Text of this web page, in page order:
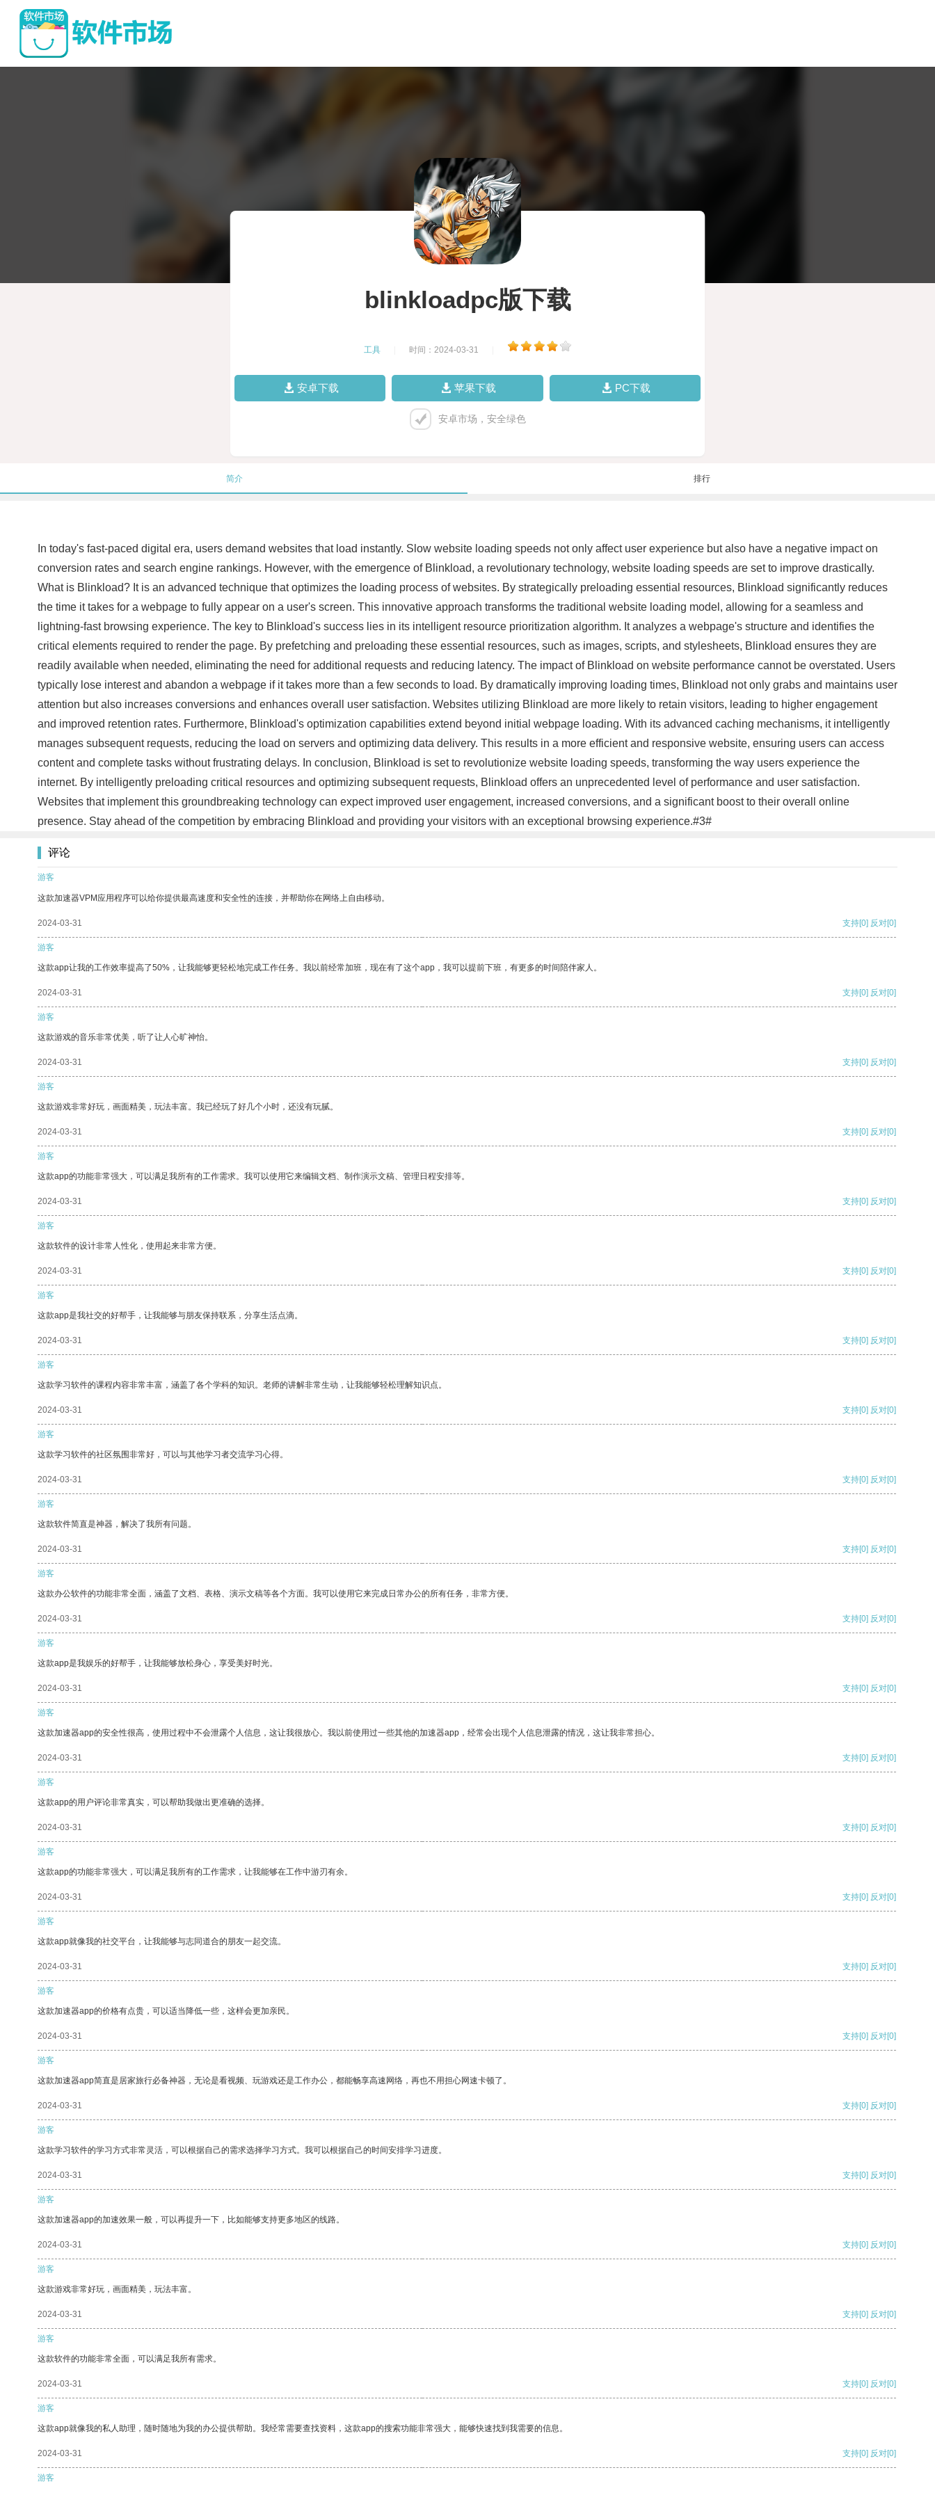
blinkloadpc版下载
工具 时间：2024-03-31
安卓下载 苹果下载 PC下载
安卓市场，安全绿色
简介 排行
In today's fast-paced digital era, users demand websites that load instantly. Slow website loading speeds not only affect user experience but also have a negative impact on
conversion rates and search engine rankings. However, with the emergence of Blinkload, a revolutionary technology, website loading speeds are set to improve drastically.
What is Blinkload? It is an advanced technique that optimizes the loading process of websites. By strategically preloading essential resources, Blinkload significantly reduces
the time it takes for a webpage to fully appear on a user's screen. This innovative approach transforms the traditional website loading model, allowing for a seamless and
lightning-fast browsing experience. The key to Blinkload's success lies in its intelligent resource prioritization algorithm. It analyzes a webpage's structure and identifies the
critical elements required to render the page. By prefetching and preloading these essential resources, such as images, scripts, and stylesheets, Blinkload ensures they are
readily available when needed, eliminating the need for additional requests and reducing latency. The impact of Blinkload on website performance cannot be overstated. Users
typically lose interest and abandon a webpage if it takes more than a few seconds to load. By dramatically improving loading times, Blinkload not only grabs and maintains user
attention but also increases conversions and enhances overall user satisfaction. Websites utilizing Blinkload are more likely to retain visitors, leading to higher engagement
and improved retention rates. Furthermore, Blinkload's optimization capabilities extend beyond initial webpage loading. With its advanced caching mechanisms, it intelligently
manages subsequent requests, reducing the load on servers and optimizing data delivery. This results in a more efficient and responsive website, ensuring users can access
content and complete tasks without frustrating delays. In conclusion, Blinkload is set to revolutionize website loading speeds, transforming the way users experience the
internet. By intelligently preloading critical resources and optimizing subsequent requests, Blinkload offers an unprecedented level of performance and user satisfaction.
Websites that implement this groundbreaking technology can expect improved user engagement, increased conversions, and a significant boost to their overall online
presence. Stay ahead of the competition by embracing Blinkload and providing your visitors with an exceptional browsing experience.#3#
评论
游客
这款加速器VPM应用程序可以给你提供最高速度和安全性的连接，并帮助你在网络上自由移动。
2024-03-31 支持[0] 反对[0]
游客
这款app让我的工作效率提高了50%，让我能够更轻松地完成工作任务。我以前经常加班，现在有了这个app，我可以提前下班，有更多的时间陪伴家人。
2024-03-31 支持[0] 反对[0]
游客
这款游戏的音乐非常优美，听了让人心旷神怡。
2024-03-31 支持[0] 反对[0]
游客
这款游戏非常好玩，画面精美，玩法丰富。我已经玩了好几个小时，还没有玩腻。
2024-03-31 支持[0] 反对[0]
游客
这款app的功能非常强大，可以满足我所有的工作需求。我可以使用它来编辑文档、制作演示文稿、管理日程安排等。
2024-03-31 支持[0] 反对[0]
游客
这款软件的设计非常人性化，使用起来非常方便。
2024-03-31 支持[0] 反对[0]
游客
这款app是我社交的好帮手，让我能够与朋友保持联系，分享生活点滴。
2024-03-31 支持[0] 反对[0]
游客
这款学习软件的课程内容非常丰富，涵盖了各个学科的知识。老师的讲解非常生动，让我能够轻松理解知识点。
2024-03-31 支持[0] 反对[0]
游客
这款学习软件的社区氛围非常好，可以与其他学习者交流学习心得。
2024-03-31 支持[0] 反对[0]
游客
这款软件简直是神器，解决了我所有问题。
2024-03-31 支持[0] 反对[0]
游客
这款办公软件的功能非常全面，涵盖了文档、表格、演示文稿等各个方面。我可以使用它来完成日常办公的所有任务，非常方便。
2024-03-31 支持[0] 反对[0]
游客
这款app是我娱乐的好帮手，让我能够放松身心，享受美好时光。
2024-03-31 支持[0] 反对[0]
游客
这款加速器app的安全性很高，使用过程中不会泄露个人信息，这让我很放心。我以前使用过一些其他的加速器app，经常会出现个人信息泄露的情况，这让我非常担心。
2024-03-31 支持[0] 反对[0]
游客
这款app的用户评论非常真实，可以帮助我做出更准确的选择。
2024-03-31 支持[0] 反对[0]
游客
这款app的功能非常强大，可以满足我所有的工作需求，让我能够在工作中游刃有余。
2024-03-31 支持[0] 反对[0]
游客
这款app就像我的社交平台，让我能够与志同道合的朋友一起交流。
2024-03-31 支持[0] 反对[0]
游客
这款加速器app的价格有点贵，可以适当降低一些，这样会更加亲民。
2024-03-31 支持[0] 反对[0]
游客
这款加速器app简直是居家旅行必备神器，无论是看视频、玩游戏还是工作办公，都能畅享高速网络，再也不用担心网速卡顿了。
2024-03-31 支持[0] 反对[0]
游客
这款学习软件的学习方式非常灵活，可以根据自己的需求选择学习方式。我可以根据自己的时间安排学习进度。
2024-03-31 支持[0] 反对[0]
游客
这款加速器app的加速效果一般，可以再提升一下，比如能够支持更多地区的线路。
2024-03-31 支持[0] 反对[0]
游客
这款游戏非常好玩，画面精美，玩法丰富。
2024-03-31 支持[0] 反对[0]
游客
这款软件的功能非常全面，可以满足我所有需求。
2024-03-31 支持[0] 反对[0]
游客
这款app就像我的私人助理，随时随地为我的办公提供帮助。我经常需要查找资料，这款app的搜索功能非常强大，能够快速找到我需要的信息。
2024-03-31 支持[0] 反对[0]
游客